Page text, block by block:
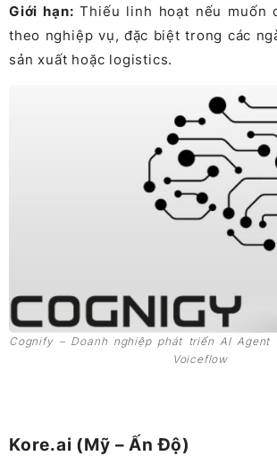
Giới hạn: Thiếu linh hoạt nếu muốn
theo nghiệp vụ, đặc biệt trong các
sản xuất hoặc logistics.
Cognify – Doanh nghiệp phát triển AI
Voiceflow
Kore.ai (Mỹ – Ấn Độ)